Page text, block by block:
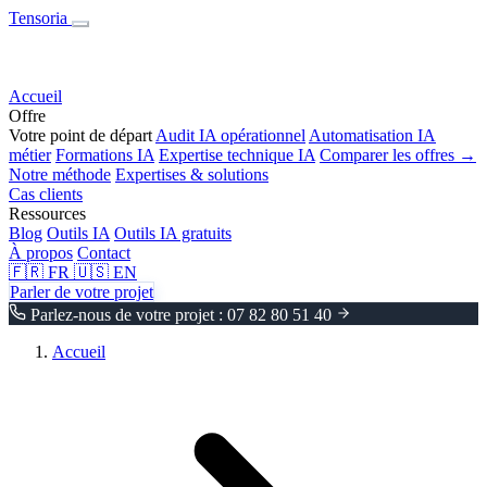
Tensoria
Accueil
Offre
Votre point de départ Audit IA opérationnel Automatisation IA
métier Formations IA Expertise technique IA Comparer les offres →
Notre méthode Expertises & solutions
Cas clients
Ressources
Blog Outils IA Outils IA gratuits
À propos Contact
🇫🇷 FR 🇺🇸 EN
Parler de votre projet
Parlez-nous de votre projet : 07 82 80 51 40
Accueil